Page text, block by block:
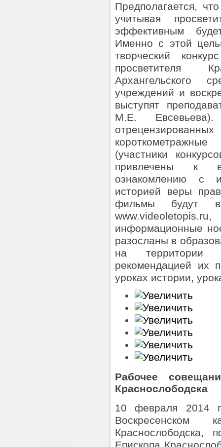
Предполагается,
учитывая
эффективным
Именно с этой
творческий
просветителя
Архангельского
учреждений и
выступят
М.Е.
(участники
привлечены к
ознакомлению с
историей веры
фильмы будут
информационные
разосланы в
на территории
рекомендацией их
уроках истории,
Рабочее
Краснослободска
10 февраля 2014
Воскресенском
Краснослободска,